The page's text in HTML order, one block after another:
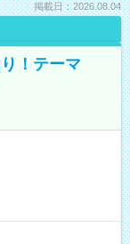
掲載日：2026.08.04
！テーマ